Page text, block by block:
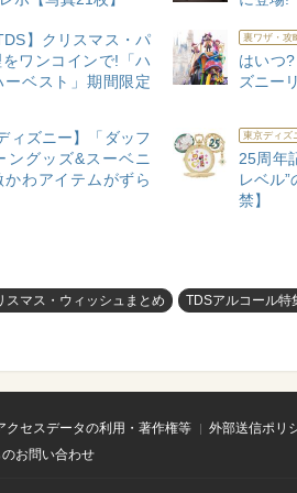
】クリスマス・パ
ワンコインで!「ハ
ーベスト」期間限定
裏ワザ・攻
はいつ
ズニー
ィズニー】「ダッフ
ングッズ&スーベニ
わアイテムがずら
東京ディズ
25周年
レベル
禁】
スマス・ウィッシュまとめ TDSアルコール特
クセスデータの利用・著作権等 外部送信ポリ
お問い合わせ